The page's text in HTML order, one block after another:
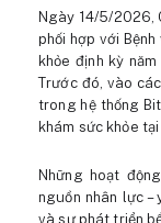
Ngày 14/5/2026,
phối hợp với
khỏe định kỳ
Trước đó, vào
trong hệ thống
khám sức khỏe
Những hoạt
nguồn nhân lực
và sự phát triển